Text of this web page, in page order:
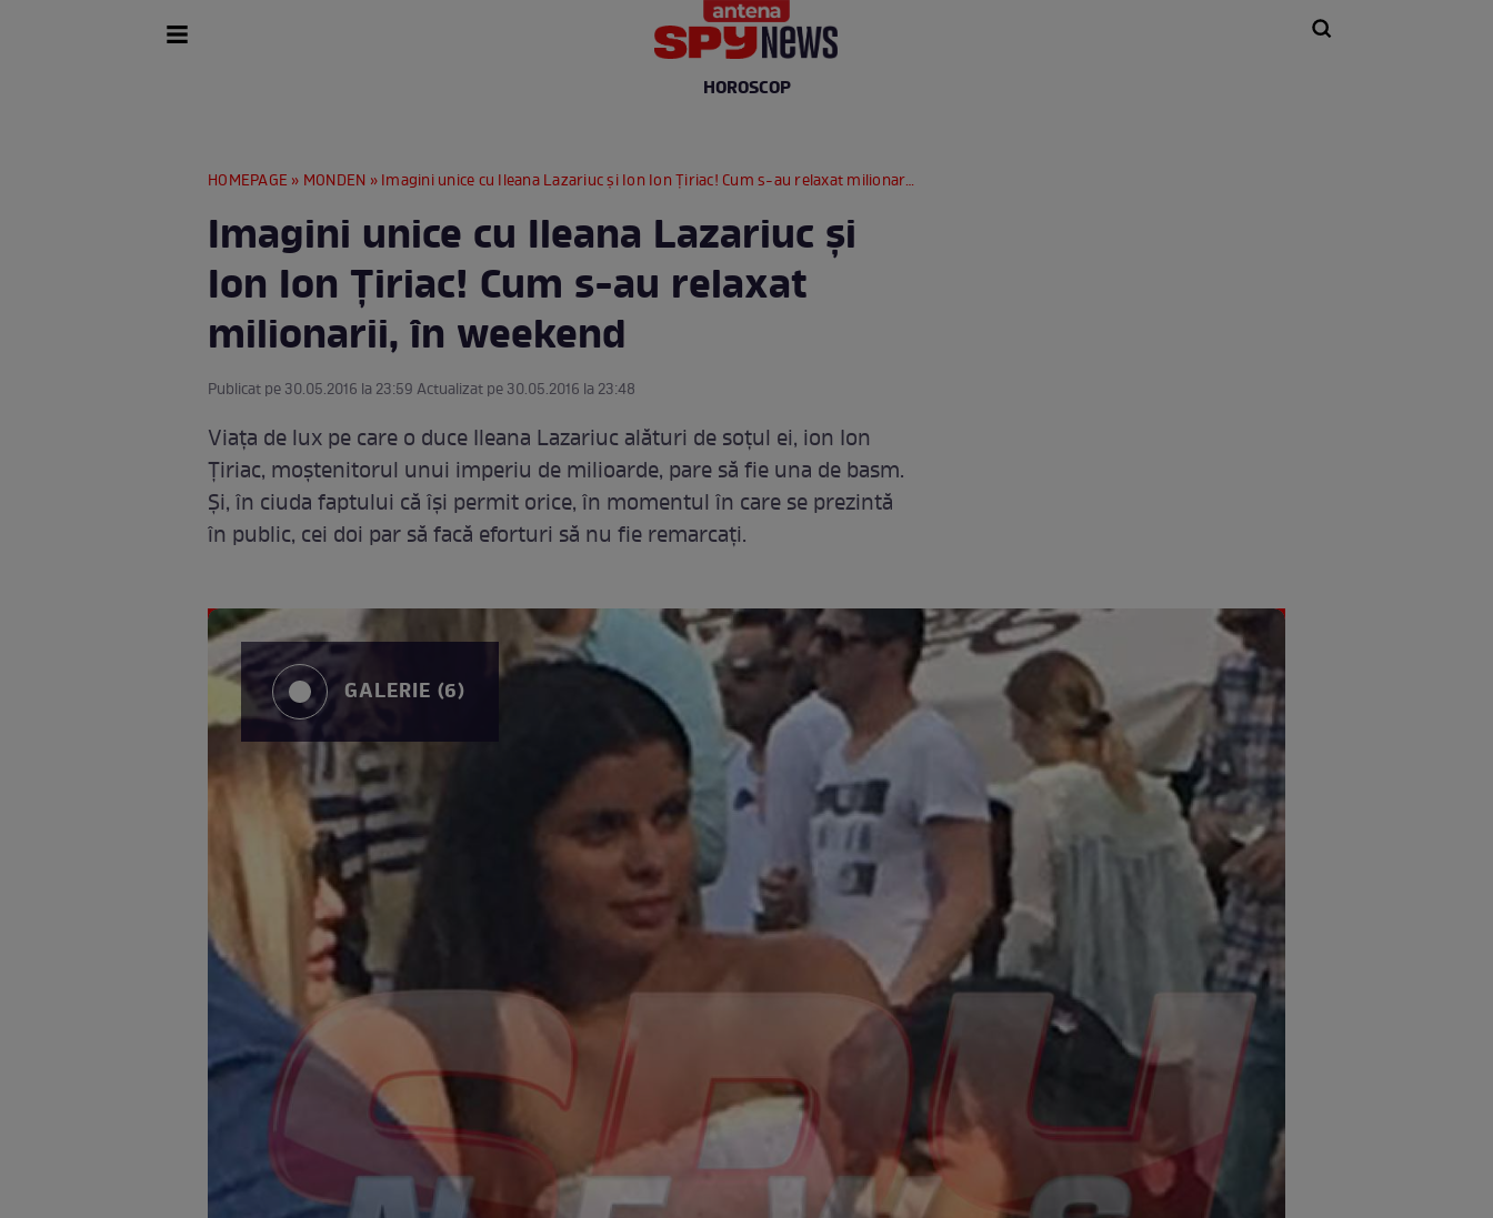
HOROSCOP
HOMEPAGE » MONDEN » Imagini unice cu Ileana Lazariuc și Ion Ion Țiriac! Cum s-au relaxat milionarii, în weekend
Imagini unice cu Ileana Lazariuc și
Ion Ion Țiriac! Cum s-au relaxat
milionarii, în weekend
Publicat pe 30.05.2016 la 23:59 Actualizat pe 30.05.2016 la 23:48
Viața de lux pe care o duce Ileana Lazariuc alături de soțul ei, ion Ion
Țiriac, moștenitorul unui imperiu de milioarde, pare să fie una de basm.
Și, în ciuda faptului că își permit orice, în momentul în care se prezintă
în public, cei doi par să facă eforturi să nu fie remarcați.
GALERIE (6)